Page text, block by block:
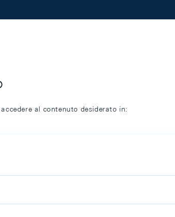
al contenuto desiderato in: